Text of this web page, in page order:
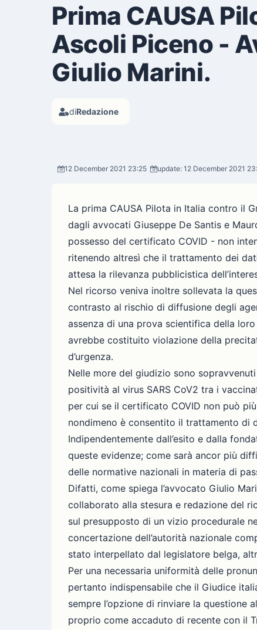
Prima CAUSA
Ascoli Piceno -
Giulio Marini.
diRedazione
12 December 2021 23:25 update: 12 December 2021
La prima CAUSA Pilota in Italia contro il
dagli avvocati Giuseppe De Santis e
possesso del certificato COVID - non
ritenendo altresì che il trattamento dei
attesa la rilevanza pubblicistica
Nel ricorso veniva inoltre sollevata la
contrasto al rischio di diffusione degli
assenza di una prova scientifica della
avrebbe costituito violazione della
d’urgenza.
Nelle more del giudizio sono
positività al virus SARS CoV2 tra i
per cui se il certificato COVID non può
nondimeno è consentito il trattamento di
Indipendentemente dall’esito e dalla
queste evidenze; come sarà ancor più
delle normative nazionali in materia di
Difatti, come spiega l’avvocato Giulio
collaborato alla stesura e redazione del
sul presupposto di un vizio procedurale
concertazione dell’autorità nazionale
stato interpellato dal legislatore belga,
Per una necessaria uniformità delle
pertanto indispensabile che il Giudice
sempre l’opzione di rinviare la questione
proprio come accaduto di recente con il